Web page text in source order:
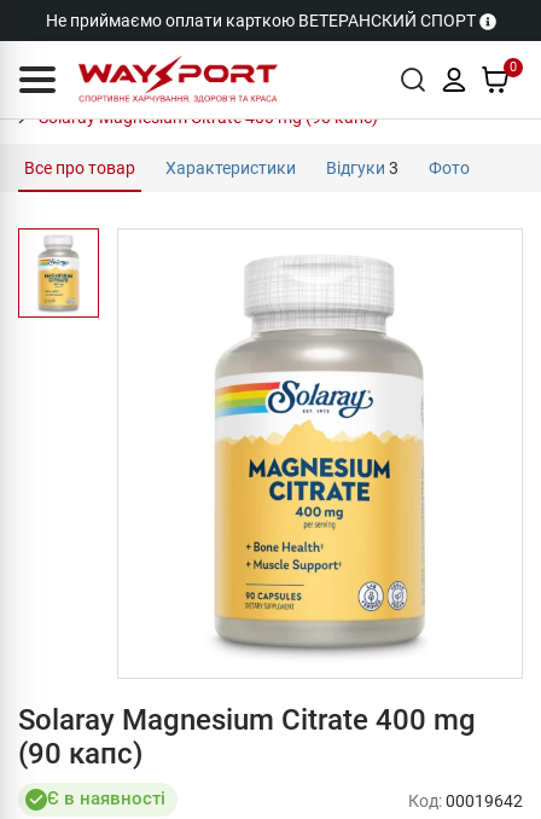
Не приймаємо оплати карткою ВЕТЕРАНСКИЙ СПОРТ
0
Solaray Magnesium Citrate 400 mg (90 капс)
Все про товар Характеристики Відгуки 3 Фото
Solaray Magnesium Citrate 400 mg
(90 капс)
Є в наявності
Код:00019642